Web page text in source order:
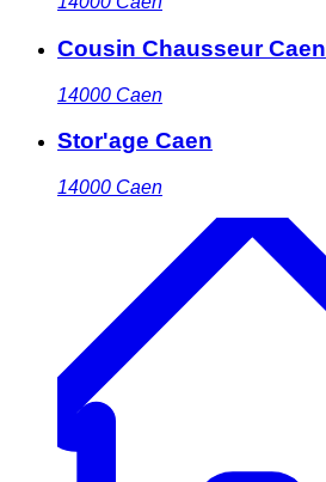
Cousin Chausseur Caen
14000 Caen
Stor'age Caen
14000 Caen